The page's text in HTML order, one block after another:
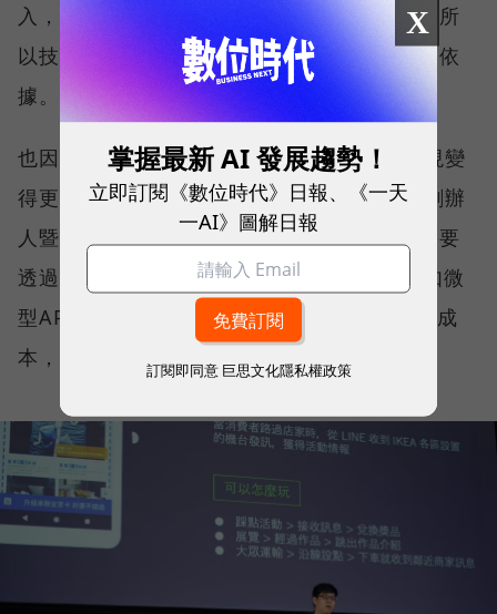
入，再發想創意，就能很快進入執行階段，「所
以技術不是門檻，而是讓天馬行空可以落實的依
據。」
也因為技術演進和豐富工具，LINE讓創意實現變
得更簡單。LINE的技術夥伴漸強實驗室共同創辦
人暨執行長薛覲表示，以前很多行銷發想，需要
透過網站和APP才能實現，但LINE能提供有如微
型APP般的體驗，「光是要消費者下載APP的成
本，就被LINE沉默吸收掉了。」
X
掌握最新 AI 發展趨勢！
立即訂閱《數位時代》日報、《一天
一AI》圖解日報
訂閱即同意 巨思文化隱私權政策